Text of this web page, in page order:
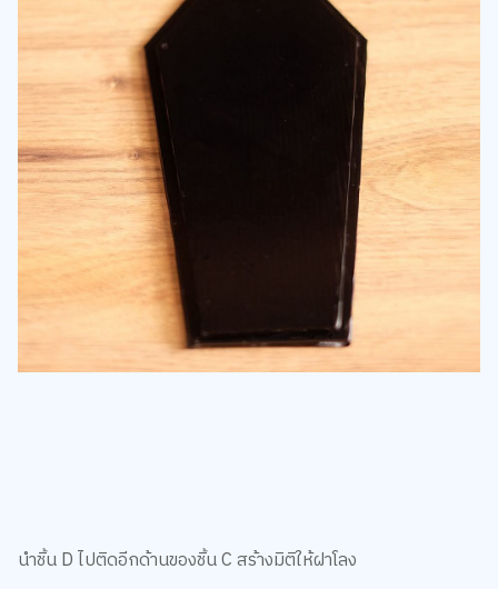
นำชิ้น D ไปติดอีกด้านของชิ้น C สร้างมิติให้ฝาโลง